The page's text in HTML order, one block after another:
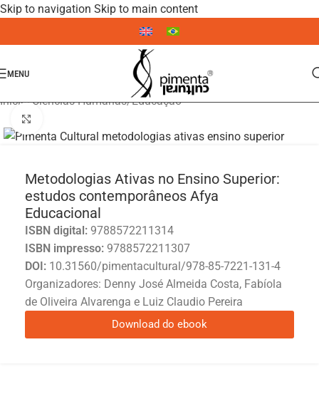
Skip to navigation Skip to main content
MENU
Início/Ciências Humanas/Educação
Metodologias Ativas no Ensino Superior:
estudos contemporâneos Afya
Educacional
ISBN digital: 9788572211314
ISBN impresso: 9788572211307
DOI: 10.31560/pimentacultural/978-85-7221-131-4
Organizadores: Denny José Almeida Costa, Fabíola
de Oliveira Alvarenga e Luiz Claudio Pereira
Download do ebook